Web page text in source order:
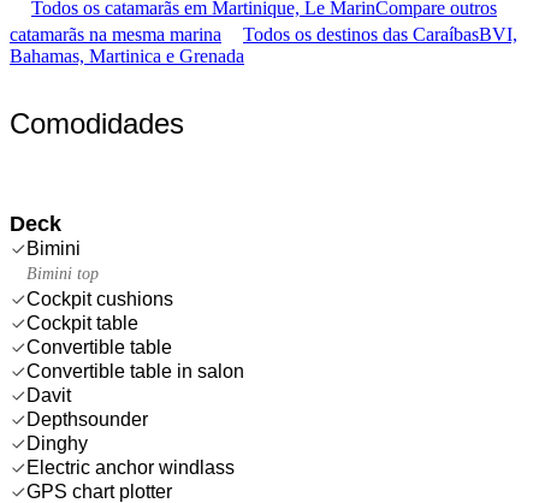
Todos os catamarãs em Martinique, Le MarinCompare outros
catamarãs na mesma marina
Todos os destinos das CaraíbasBVI,
Bahamas, Martinica e Grenada
Comodidades
Deck
Bimini
Bimini top
Cockpit cushions
Cockpit table
Convertible table
Convertible table in salon
Davit
Depthsounder
Dinghy
Electric anchor windlass
GPS chart plotter